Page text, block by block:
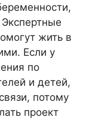
жить в
Если у
по
и детей,
потому
проект